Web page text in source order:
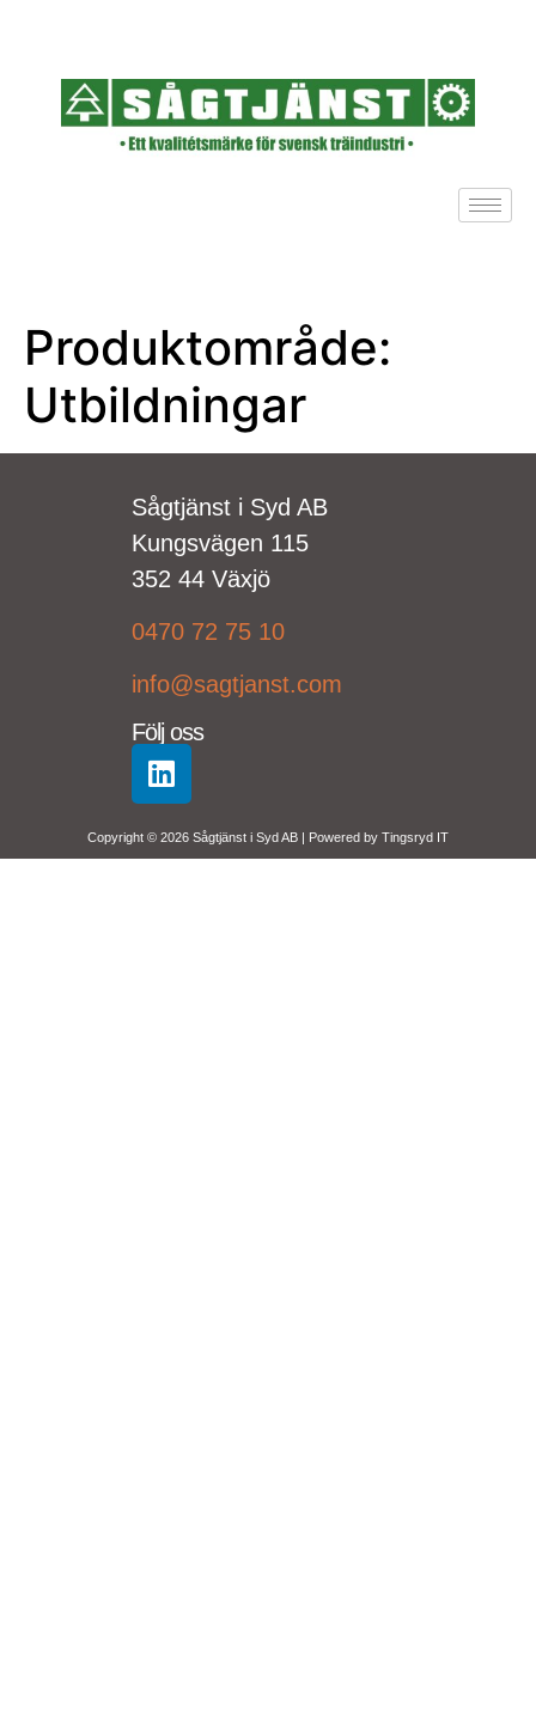
Produktområde:
Utbildningar
Sågtjänst i Syd AB
Kungsvägen 115
352 44 Växjö
0470 72 75 10
info@sagtjanst.com
Följ oss
Copyright © 2026 Sågtjänst i Syd AB | Powered by Tingsryd IT